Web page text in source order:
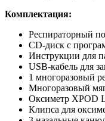
Комплектация:
Респираторный
CD-диск с
Инструкции для
USB-кабель для
1 многоразовый
Многоразовый
Оксиметр XPOD
Клипса для